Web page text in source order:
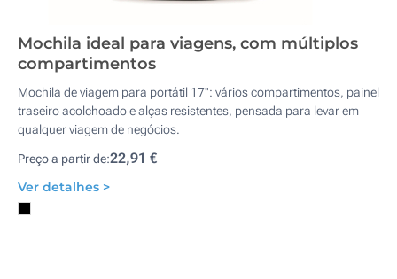
Mochila ideal para viagens, com múltiplos
compartimentos
Mochila de viagem para portátil 17'': vários compartimentos, painel
traseiro acolchoado e alças resistentes, pensada para levar em
qualquer viagem de negócios.
Preço a partir de:22,91 €
Ver detalhes >